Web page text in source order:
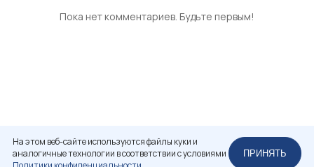
Пока нет комментариев. Будьте первым!
На этом веб-сайте используются файлы куки и
аналогичные технологии в соответствии с условиями
ПРИНЯТЬ